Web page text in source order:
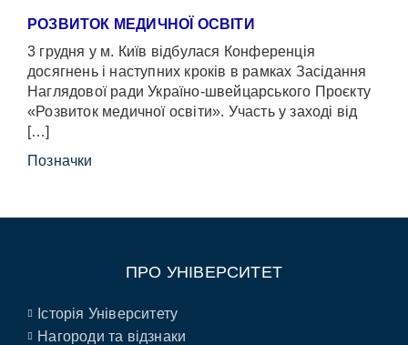
РОЗВИТОК МЕДИЧНОЇ ОСВІТИ
3 грудня у м. Київ відбулася Конференція
досягнень і наступних кроків в рамках Засідання
Наглядової ради Україно-швейцарського Проєкту
«Розвиток медичної освіти». Участь у заході від
[…]
Позначки
ПРО УНІВЕРСИТЕТ
Історія Університету
Нагороди та відзнаки